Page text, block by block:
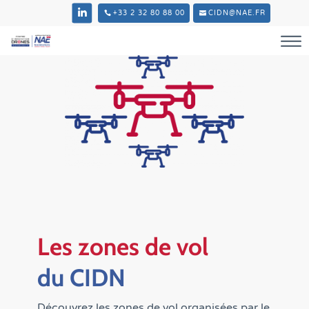
+33 2 32 80 88 00 CIDN@NAE.FR
Les zones de vol
du CIDN